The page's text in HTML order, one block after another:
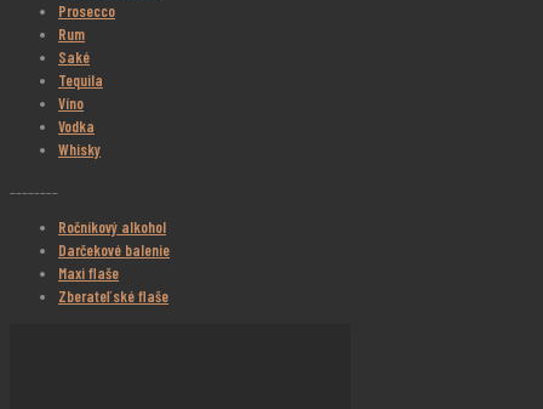
Prosecco
Rum
Saké
Tequila
Víno
Vodka
Whisky
Ročníkový alkohol
Darčekové balenie
Maxi flaše
Zberateľské flaše